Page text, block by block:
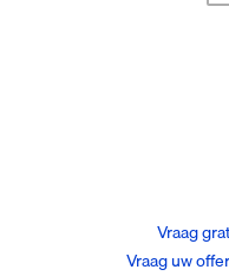
Vraag
Vraag uw